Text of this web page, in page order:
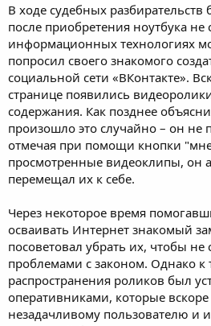
В ходе судебных разбирательств
после приобретения ноутбука
информационных технологиях
попросил своего знакомого
социальной сети «ВКонтакте».
странице появились
содержания. Как позднее
произошло это случайно – он не
отмечая при помощи кнопки
просмотренные видеоклипы, он
перемещал их к себе.
Через некоторое время
осваивать Интернет знакомый
посоветовал убрать их, чтобы не
проблемами с законом. Однако к
распространения роликов был
оперативниками, которые
незадачливому пользователю и